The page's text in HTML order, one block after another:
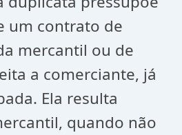
um contrato de
mercantil ou de
a comerciante, já
Ela resulta
quando não